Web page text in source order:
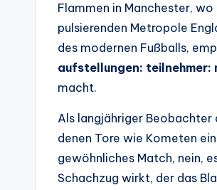
Flammen in Manchester,
pulsierenden Metropole
des modernen Fußballs,
aufstellungen: teilnehmer:
macht.
Als langjähriger Beobachter
denen Tore wie Kometen
gewöhnliches Match, nein,
Schachzug wirkt, der das